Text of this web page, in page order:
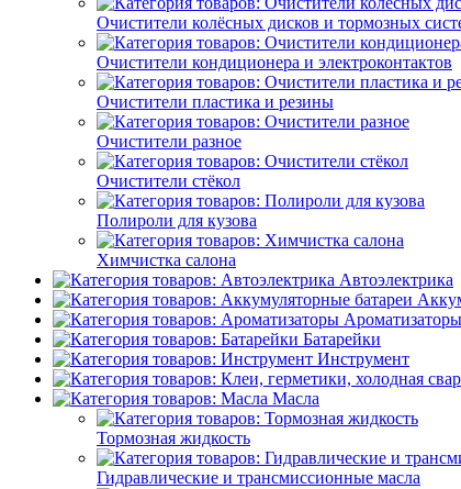
Очистители колёсных дисков и тормозных
Очистители кондиционера и электроконтактов
Очистители пластика и резины
Очистители разное
Очистители стёкол
Полироли для кузова
Химчистка салона
Автоэлектрика
Ароматизаторы
Батарейки
Инструмент
Масла
Тормозная жидкость
Гидравлические и трансмиссионные масла